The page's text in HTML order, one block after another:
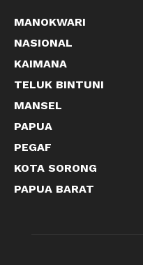
MANOKWARI
NASIONAL
KAIMANA
TELUK BINTUNI
MANSEL
PAPUA
PEGAF
KOTA SORONG
PAPUA BARAT